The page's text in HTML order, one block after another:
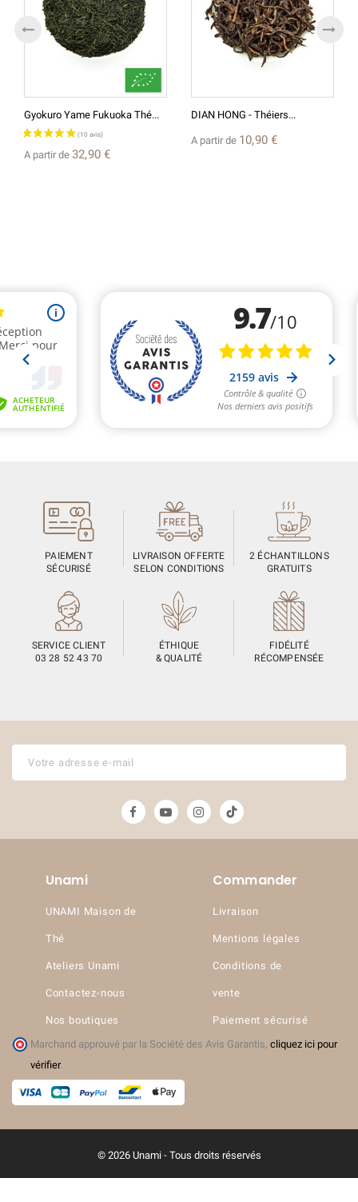
Gyokuro Yame Fukuoka Thé...
A partir de 32,90 €
DIAN HONG - Théiers...
A partir de 10,90 €
PAIEMENT
SÉCURISÉ
LIVRAISON OFFERTE
SELON CONDITIONS
2 ÉCHANTILLONS
GRATUITS
SERVICE CLIENT
03 28 52 43 70
ÉTHIQUE
& QUALITÉ
FIDÉLITÉ
RÉCOMPENSÉE
Unami
UNAMI Maison de
Thé
Ateliers Unami
Contactez-nous
Nos boutiques
Commander
Livraison
Mentions légales
Conditions de
vente
Paiement sécurisé
Marchand approuvé par la Société des Avis Garantis, cliquez ici pour
vérifier.
© 2026 Unami - Tous droits réservés